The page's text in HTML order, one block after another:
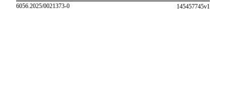
6056.2025/0021373-0 145457745v1